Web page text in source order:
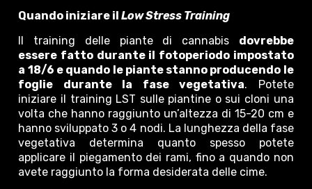
Quando iniziare ilLow Stress Training
Il training delle piante di cannabis dovrebbe
essere fatto durante il fotoperiodo impostato
a 18/6 e quando le piante stanno producendo le
foglie durante la fase vegetativa. Potete
iniziare il training LST sulle piantine o sui cloni una
volta che hanno raggiunto un’altezza di 15-20 cm e
hanno sviluppato 3 o 4 nodi. La lunghezza della fase
vegetativa determina quanto spesso potete
applicare il piegamento dei rami, fino a quando non
avete raggiunto la forma desiderata delle cime.